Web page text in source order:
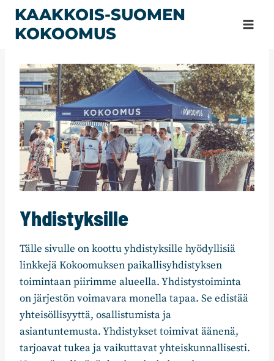
Siirry
sisältöön
KAAKKOIS-SUOMEN
KOKOOMUS
Yhdistyksille
Tälle sivulle on koottu yhdistyksille hyödyllisiä
linkkejä Kokoomuksen paikallisyhdistyksen
toimintaan piirimme alueella. Yhdistystoiminta
on järjestön voimavara monella tapaa. Se edistää
yhteisöllisyyttä, osallistumista ja
asiantuntemusta. Yhdistykset toimivat äänenä,
tarjoavat tukea ja vaikuttavat yhteiskunnallisesti.